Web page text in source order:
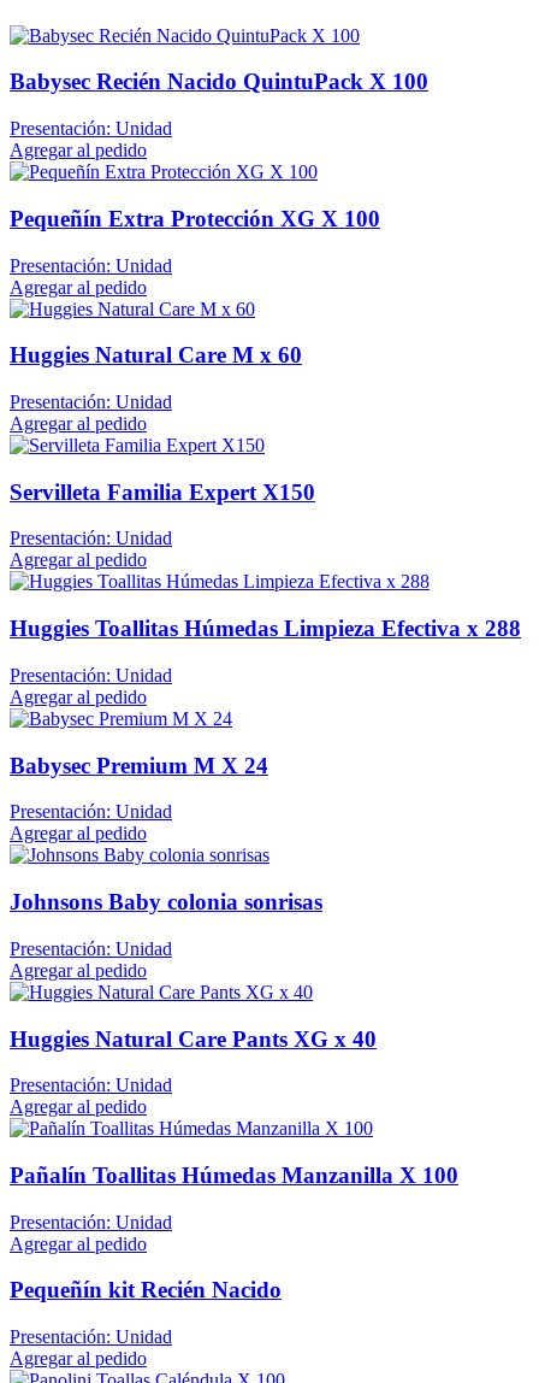
Babysec Recién Nacido QuintuPack X 100
Presentación: Unidad
Agregar al pedido
Pequeñín Extra Protección XG X 100
Presentación: Unidad
Agregar al pedido
Huggies Natural Care M x 60
Presentación: Unidad
Agregar al pedido
Servilleta Familia Expert X150
Presentación: Unidad
Agregar al pedido
Huggies Toallitas Húmedas Limpieza Efectiva x 288
Presentación: Unidad
Agregar al pedido
Babysec Premium M X 24
Presentación: Unidad
Agregar al pedido
Johnsons Baby colonia sonrisas
Presentación: Unidad
Agregar al pedido
Huggies Natural Care Pants XG x 40
Presentación: Unidad
Agregar al pedido
Pañalín Toallitas Húmedas Manzanilla X 100
Presentación: Unidad
Agregar al pedido
Pequeñín kit Recién Nacido
Presentación: Unidad
Agregar al pedido